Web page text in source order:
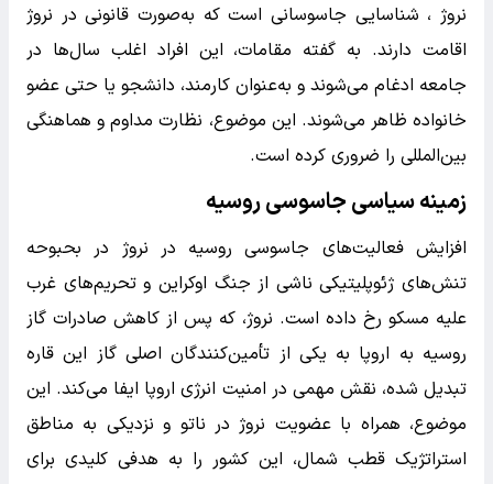
نروژ ، شناسایی جاسوسانی است که به‌صورت قانونی در نروژ
اقامت دارند. به گفته مقامات، این افراد اغلب سال‌ها در
جامعه ادغام می‌شوند و به‌عنوان کارمند، دانشجو یا حتی عضو
خانواده ظاهر می‌شوند. این موضوع، نظارت مداوم و هماهنگی
بین‌المللی را ضروری کرده است.
زمینه سیاسی جاسوسی روسیه
افزایش فعالیت‌های جاسوسی روسیه در نروژ در بحبوحه
تنش‌های ژئوپلیتیکی ناشی از جنگ اوکراین و تحریم‌های غرب
علیه مسکو رخ داده است. نروژ، که پس از کاهش صادرات گاز
روسیه به اروپا به یکی از تأمین‌کنندگان اصلی گاز این قاره
تبدیل شده، نقش مهمی در امنیت انرژی اروپا ایفا می‌کند. این
موضوع، همراه با عضویت نروژ در ناتو و نزدیکی به مناطق
استراتژیک قطب شمال، این کشور را به هدفی کلیدی برای